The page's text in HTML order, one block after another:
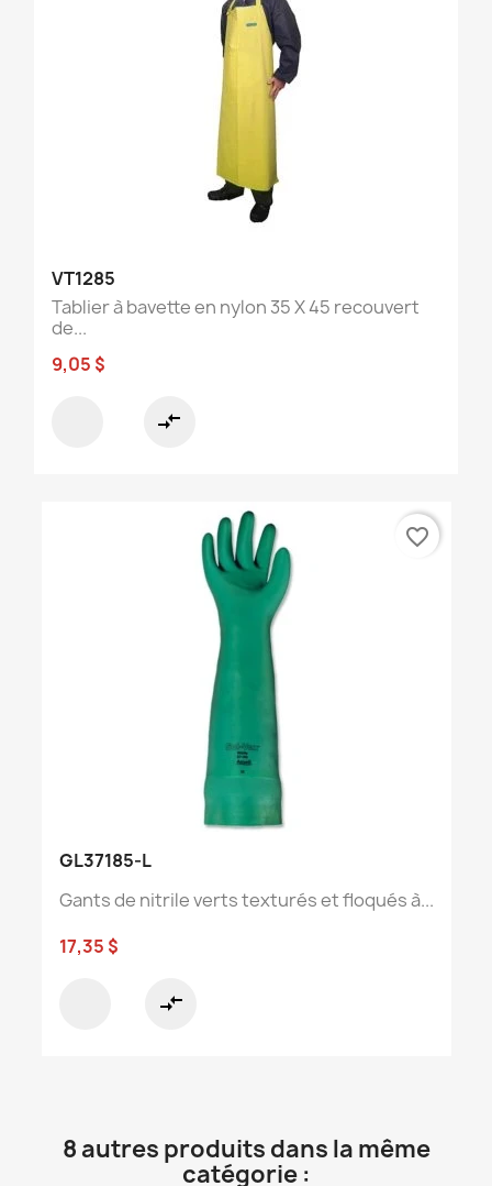
VT1285
Tablier à bavette en nylon 35 X 45 recouvert
de...
9,05 $
compare_arrows
GL37185-L
Gants de nitrile verts texturés et floqués à...
17,35 $
compare_arrows
favorite_border
8 autres produits dans la même
catégorie :